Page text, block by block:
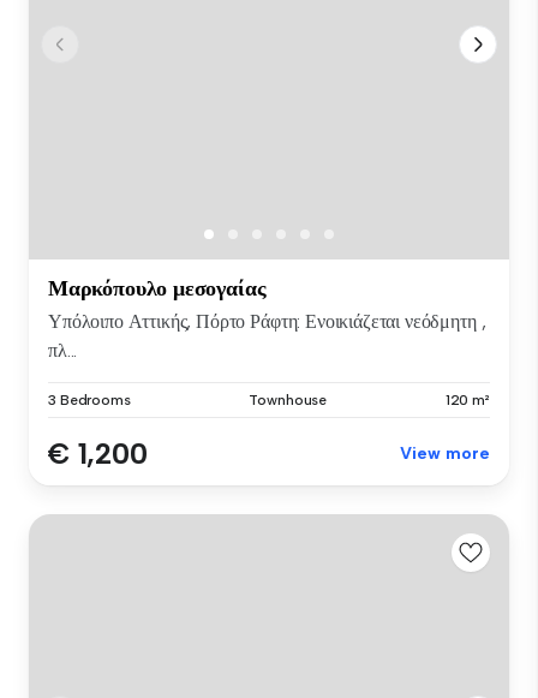
Μαρκόπουλο μεσογαίας
Υπόλοιπο Αττικής, Πόρτο Ράφτη: Ενοικιάζεται νεόδμητη ,
πλ...
3 Bedrooms Townhouse 120 m²
€ 1,200 View more